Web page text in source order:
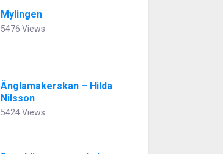
Mylingen
5476 Views
Änglamakerskan – Hilda
Nilsson
5424 Views